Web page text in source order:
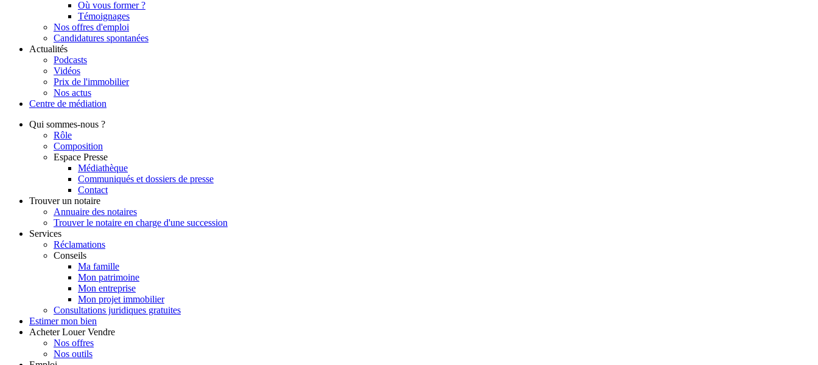
Où vous former ?
Témoignages
Nos offres d'emploi
Candidatures spontanées
Actualités
Podcasts
Vidéos
Prix de l'immobilier
Nos actus
Centre de médiation
Qui sommes-nous ?
Rôle
Composition
Espace Presse
Médiathèque
Communiqués et dossiers de presse
Contact
Trouver un notaire
Annuaire des notaires
Trouver le notaire en charge d'une succession
Services
Réclamations
Conseils
Ma famille
Mon patrimoine
Mon entreprise
Mon projet immobilier
Consultations juridiques gratuites
Estimer mon bien
Acheter Louer Vendre
Nos offres
Nos outils